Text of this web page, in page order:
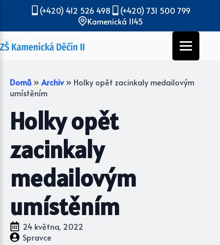
(+420) 412 526 498
(+420) 731 500 799
Kamenická 1145
Domů » Archiv » Holky opět zacinkaly medailovým
umístěním
Holky opět
zacinkaly
medailovým
umístěním
24 května, 2022
Spravce